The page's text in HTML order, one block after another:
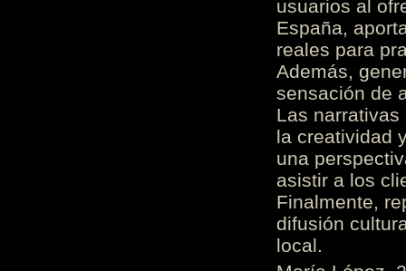
usuarios al
España,
reales para
Además,
sensación de
Las
la creatividad
una
asistir a los
Finalmente,
difusión
local.